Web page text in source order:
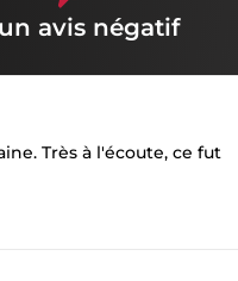
avis négatif
Très à l'écoute, ce fut